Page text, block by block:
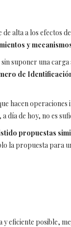
alta a los efectos
y
suponer una
de
hacen
día de hoy, no es
propuestas
la propuesta para
eficiente posible,